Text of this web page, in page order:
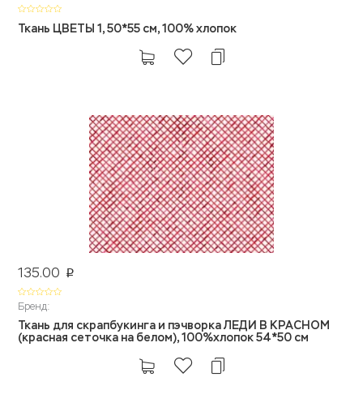
Ткань ЦВЕТЫ 1, 50*55 см, 100% хлопок
135.00 p
Бренд:
Ткань для скрапбукинга и пэчворка ЛЕДИ В КРАСНОМ
(красная сеточка на белом), 100%хлопок 54*50 см